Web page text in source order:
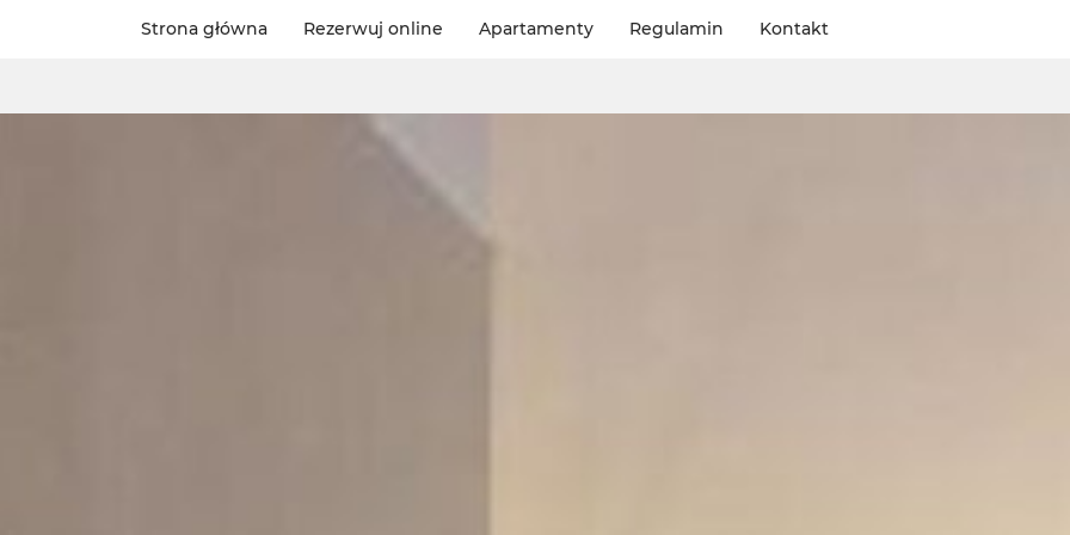
Strona główna Rezerwuj online Apartamenty Regulamin Kontakt